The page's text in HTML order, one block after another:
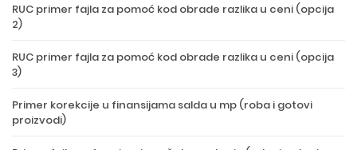
RUC primer fajla za pomoć kod obrade razlika u ceni (opcija
2)
RUC primer fajla za pomoć kod obrade razlika u ceni (opcija
3)
Primer korekcije u finansijama salda u mp (roba i gotovi
proizvodi)